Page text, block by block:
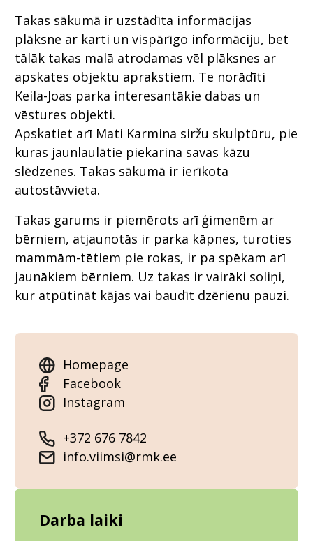
Takas sākumā ir uzstādīta informācijas
plāksne ar karti un vispārīgo informāciju, bet
tālāk takas malā atrodamas vēl plāksnes ar
apskates objektu aprakstiem. Te norādīti
Keila-Joas parka interesantākie dabas un
vēstures objekti.
Apskatiet arī Mati Karmina siržu skulptūru, pie
kuras jaunlaulātie piekarina savas kāzu
slēdzenes. Takas sākumā ir ierīkota
autostāvvieta.
Takas garums ir piemērots arī ģimenēm ar
bērniem, atjaunotās ir parka kāpnes, turoties
mammām-tētiem pie rokas, ir pa spēkam arī
jaunākiem bērniem. Uz takas ir vairāki soliņi,
kur atpūtināt kājas vai baudīt dzērienu pauzi.
Homepage
Facebook
Instagram
+372 676 7842
info.viimsi@rmk.ee
Darba laiki